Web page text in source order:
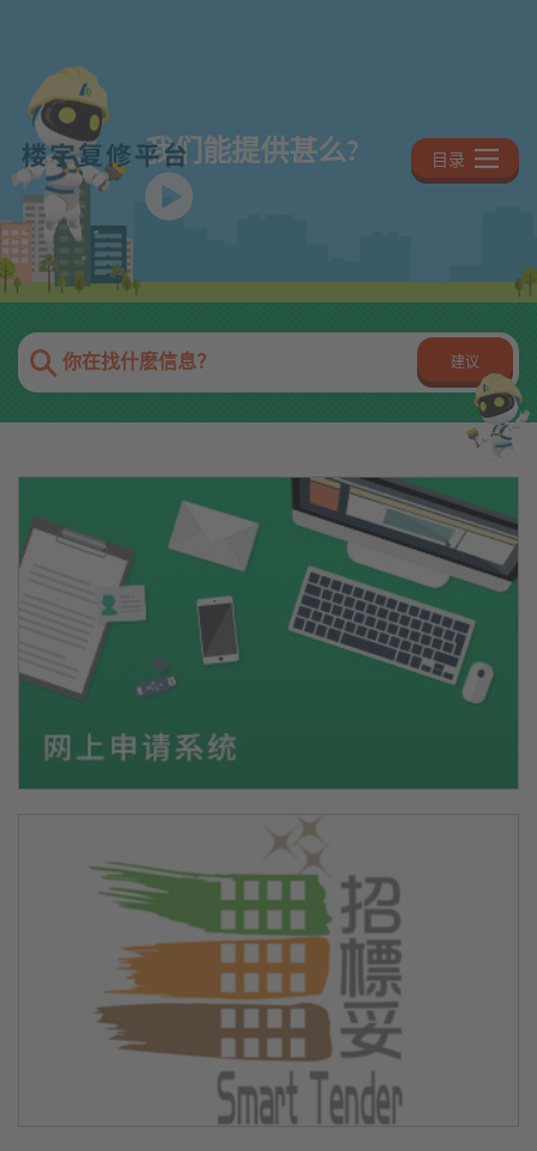
目录
我们能提供甚么?
搜
寻
你在找什麽信息？ 建议